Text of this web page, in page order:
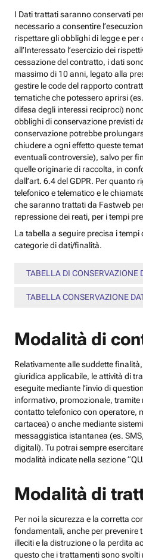
I Dati trattati saranno conservati
necessario a consentire
rispettare gli obblighi di legge e
all’Interessato l’esercizio dei
cessazione del contratto, i dati
massimo di 10 anni, legato alla
gestire le code del rapporto
tematiche che potessero aprirsi
difesa degli interessi reciproci)
obblighi di conservazione previsti
conservazione potrebbe
chiudere a ogni effetto queste
eventuali controversie), salvo per
quelle originarie di raccolta, in
dall’art. 6.4 del GDPR. Per quanto
telefonico e telematico e le
che saranno trattati da Fastweb
repressione dei reati, per i tempi
La tabella a seguire precisa i
categorie di dati/finalità.
TABELLA DI CONSERVAZIONE
TABELLA CONSERVAZIONE
Modalità di
Relativamente alle suddette
giuridica applicabile, le attività di
eseguite mediante l’invio di
informativo, promozionale,
contatto telefonico con operatore,
cartacea) o anche mediante
messaggistica istantanea (es.
digitali). Tu potrai sempre
modalità indicate nella sezione
Modalità di
Per noi la sicurezza e la corretta
fondamentali, anche per
illeciti e la distruzione o la perdita
questo che i trattamenti sono svolti